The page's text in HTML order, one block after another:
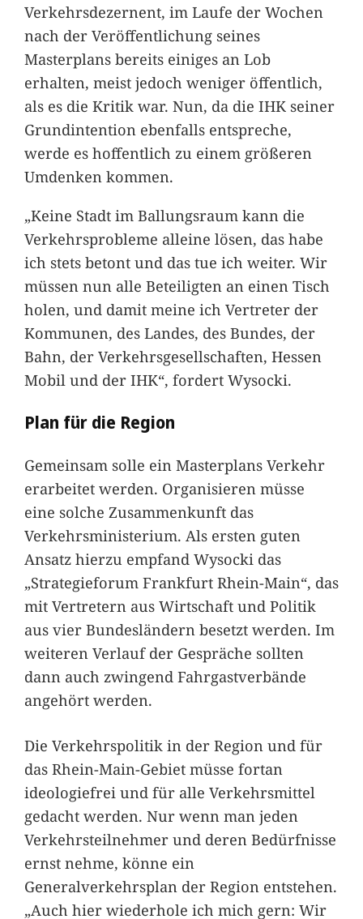
Verkehrsdezernent, im Laufe der Wochen
nach der Veröffentlichung seines
Masterplans bereits einiges an Lob
erhalten, meist jedoch weniger öffentlich,
als es die Kritik war. Nun, da die IHK seiner
Grundintention ebenfalls entspreche,
werde es hoffentlich zu einem größeren
Umdenken kommen.
„Keine Stadt im Ballungsraum kann die
Verkehrsprobleme alleine lösen, das habe
ich stets betont und das tue ich weiter. Wir
müssen nun alle Beteiligten an einen Tisch
holen, und damit meine ich Vertreter der
Kommunen, des Landes, des Bundes, der
Bahn, der Verkehrsgesellschaften, Hessen
Mobil und der IHK“, fordert Wysocki.
Plan für die Region
Gemeinsam solle ein Masterplans Verkehr
erarbeitet werden. Organisieren müsse
eine solche Zusammenkunft das
Verkehrsministerium. Als ersten guten
Ansatz hierzu empfand Wysocki das
„Strategieforum Frankfurt Rhein-Main“, das
mit Vertretern aus Wirtschaft und Politik
aus vier Bundesländern besetzt werden. Im
weiteren Verlauf der Gespräche sollten
dann auch zwingend Fahrgastverbände
angehört werden.
Die Verkehrspolitik in der Region und für
das Rhein-Main-Gebiet müsse fortan
ideologiefrei und für alle Verkehrsmittel
gedacht werden. Nur wenn man jeden
Verkehrsteilnehmer und deren Bedürfnisse
ernst nehme, könne ein
Generalverkehrsplan der Region entstehen.
„Auch hier wiederhole ich mich gern: Wir